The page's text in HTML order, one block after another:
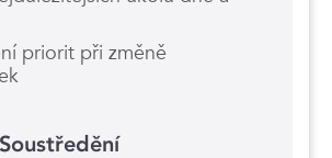
priorit při změně